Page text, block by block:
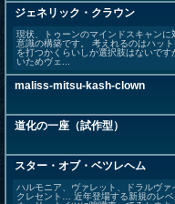
ジェネリック・クラウン
現状、トゥーンのマインドスキャン
意識の構築です。 考えれるのはハッ
を打つかくらいしか選択肢はないで
いためヴェ...
maliss-mitsu-kash-clown
道化の一座（試作型）
スター・オブ・ベツレヘム
ハルモニア、ヴァレット、ドラルヴァ
クレセント… 近年登場する新規のレ